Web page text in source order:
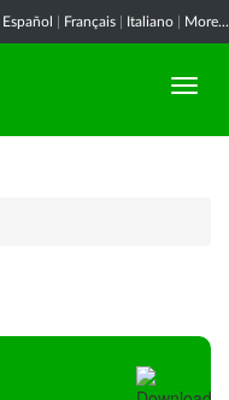
Español Français Italiano More...